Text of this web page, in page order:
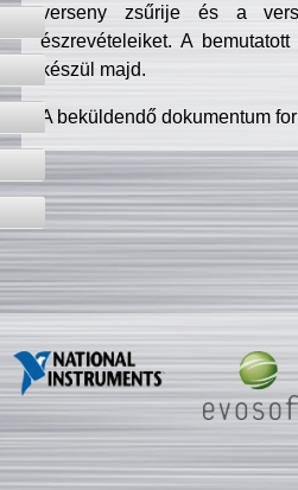
verseny zsűrije és a
észrevételeiket. A
készül majd.
A beküldendő dokumentum